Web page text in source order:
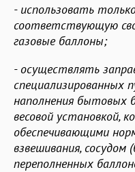
- использовать
соответствующую
газовые баллоны;
- осуществлять
специализированных
наполнения бытовых
весовой установкой,
обеспечивающими
взвешивания, сосудом
переполненных